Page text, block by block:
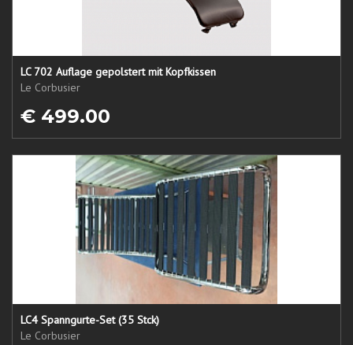
LC 702 Auflage gepolstert mit Kopfkissen
Le Corbusier
€ 499.00
LC4 Spanngurte-Set (35 Stck)
Le Corbusier